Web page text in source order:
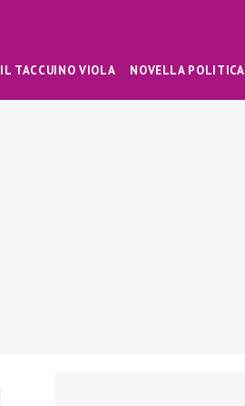
IL TACCUINO VIOLA NOVELLA POLITICA